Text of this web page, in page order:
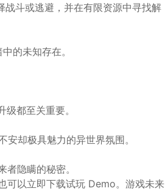
斗或逃避，并在有限资源中寻找解
的未知存在。
都至关重要。
却极具魅力的异世界氛围。
隐瞒的秘密。
可以立即下载试玩 Demo。游戏未来